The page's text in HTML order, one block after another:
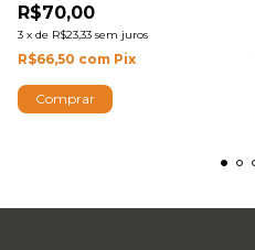
R$70,00
3 x de R$23,33 sem juros
R$66,50 com Pix